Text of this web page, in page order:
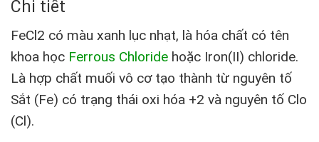
Chi tiết
FeCl2 có màu xanh lục nhạt, là hóa chất có tên
khoa học Ferrous Chloride hoặc Iron(II) chloride.
Là hợp chất muối vô cơ tạo thành từ nguyên tố
Sắt (Fe) có trạng thái oxi hóa +2 và nguyên tố Clo
(Cl).